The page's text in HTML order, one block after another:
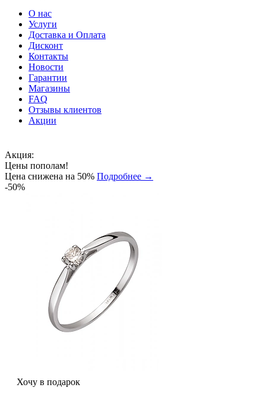
О нас
Услуги
Доставка и Оплата
Дисконт
Контакты
Новости
Гарантии
Магазины
FAQ
Отзывы клиентов
Акции
Акция:
Цены пополам!
Цена снижена на 50% Подробнее →
-50%
Хочу в подарок